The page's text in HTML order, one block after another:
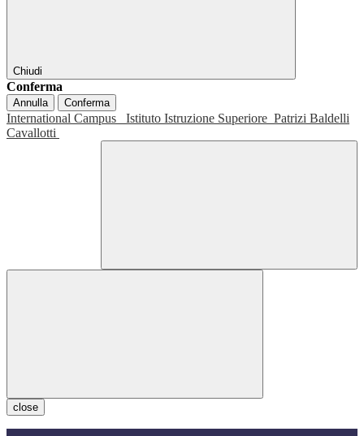
Chiudi
Conferma
Annulla Conferma
International Campus Istituto Istruzione Superiore Patrizi Baldelli
Cavallotti
close